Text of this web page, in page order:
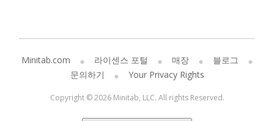
Minitab.com 라이센스 포털 매장
블로그
문의하기
Your Privacy Rights
Copyright © 2026 Minitab, LLC. All rights Reserved.